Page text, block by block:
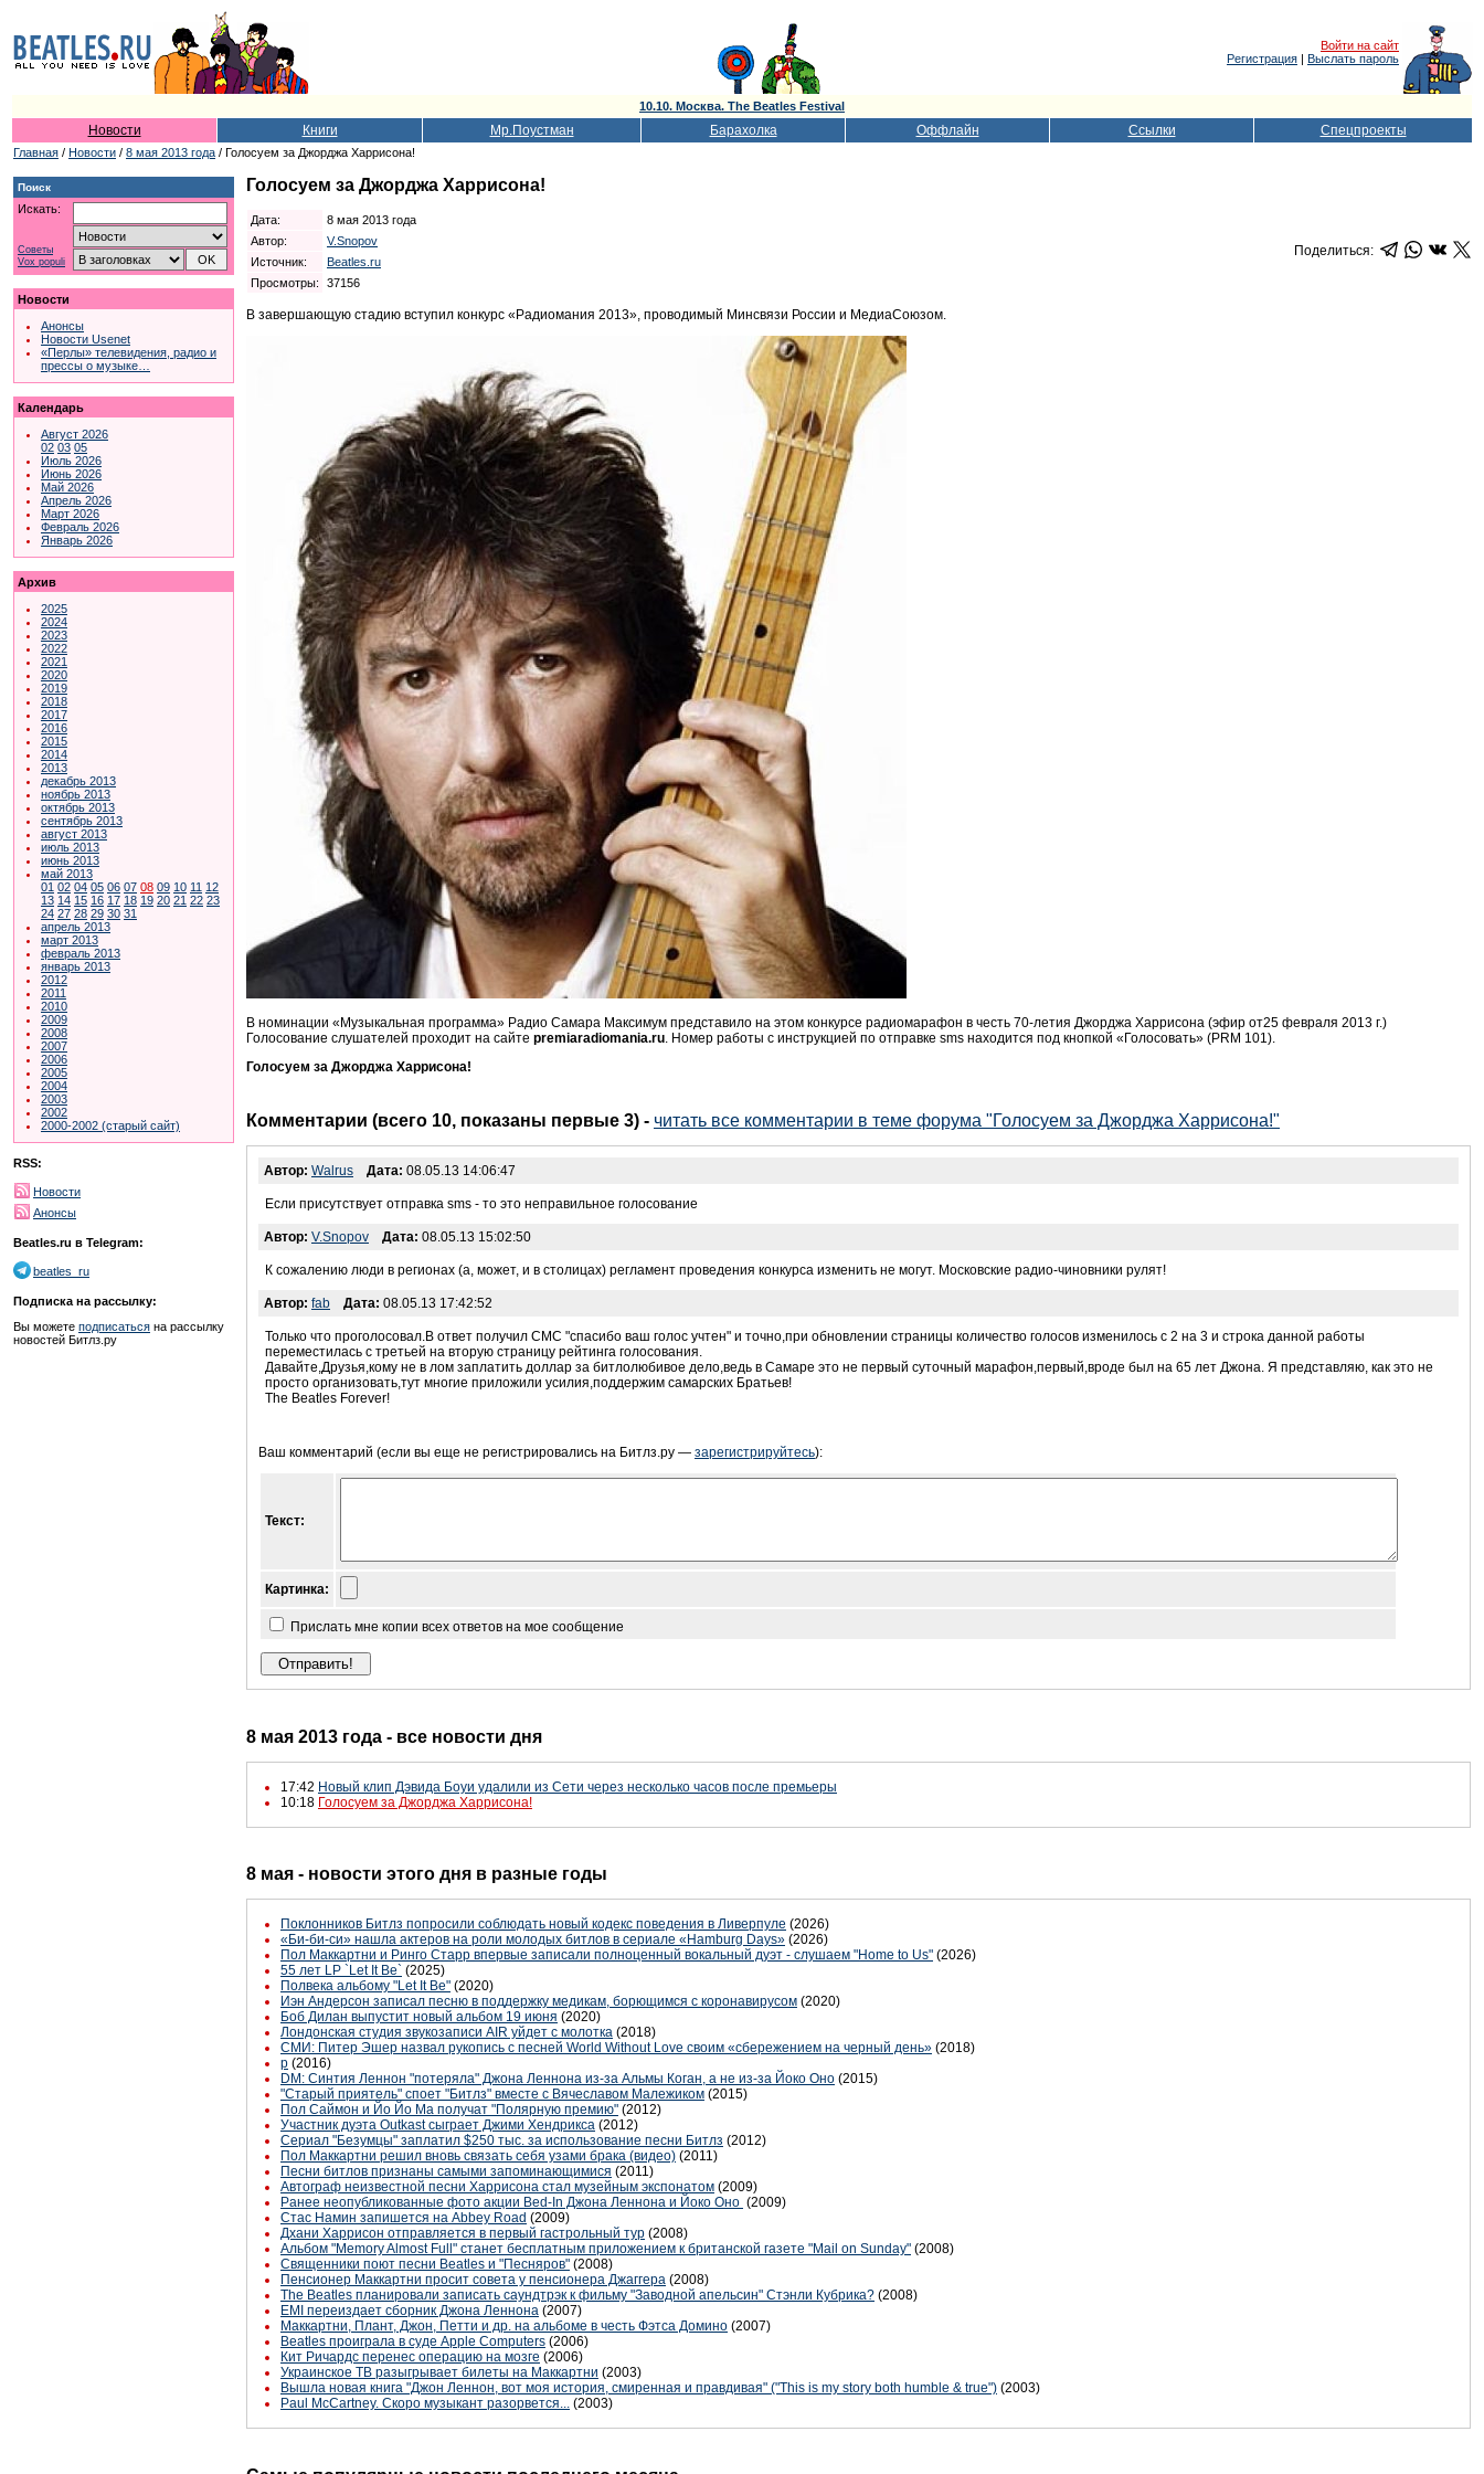
Войти на сайт
Регистрация | Выслать пароль
10.10. Москва. The Beatles Festival
Новости Книги Мр.Поустман Барахолка Оффлайн Ссылки Спецпроекты
Главная / Новости / 8 мая 2013 года / Голосуем за Джорджа Харрисона!
Поиск
Искать:
Советы
Vox populi
Новости
Анонсы
Новости Usenet
«Перлы» телевидения, радио и
прессы о музыке…
Календарь
Август 2026
02 03 05
Июль 2026
Июнь 2026
Май 2026
Апрель 2026
Март 2026
Февраль 2026
Январь 2026
Архив
2025
2024
2023
2022
2021
2020
2019
2018
2017
2016
2015
2014
2013
декабрь 2013
ноябрь 2013
октябрь 2013
сентябрь 2013
август 2013
июль 2013
июнь 2013
май 2013
01 02 04 05 06 07 08 09 10 11 12
13 14 15 16 17 18 19 20 21 22 23
24 27 28 29 30 31
апрель 2013
март 2013
февраль 2013
январь 2013
2012
2011
2010
2009
2008
2007
2006
2005
2004
2003
2002
2000-2002 (старый сайт)
RSS:
Новости
Анонсы
Beatles.ru в Telegram:
beatles_ru
Подписка на рассылку:
Вы можете подписаться на рассылку
новостей Битлз.ру
Голосуем за Джорджа Харрисона!
Дата:
8 мая 2013 года
Автор:
V.Snopov
Источник:
Beatles.ru
Просмотры:
37156
Поделиться:
В завершающую стадию вступил конкурс «Радиомания 2013», проводимый Минсвязи России и МедиаСоюзом.
В номинации «Музыкальная программа» Радио Самара Максимум представило на этом конкурсе радиомарафон в честь 70-летия Джорджа Харрисона (эфир от25 февраля 2013 г.)
Голосование слушателей проходит на сайте premiaradiomania.ru . Номер работы с инструкцией по отправке sms находится под кнопкой «Голосовать» (PRM 101).
Голосуем за Джорджа Харрисона!
Комментарии (всего 10, показаны первые 3) - читать все комментарии в теме форума "Голосуем за Джорджа Харрисона!"
Автор: Walrus Дата: 08.05.13 14:06:47
Если присутствует отправка sms - то это неправильное голосование
Автор: V.Snopov Дата: 08.05.13 15:02:50
К сожалению люди в регионах (а, может, и в столицах) регламент проведения конкурса изменить не могут. Московские радио-чиновники рулят!
Автор: fab Дата: 08.05.13 17:42:52
Только что проголосовал.В ответ получил СМС "спасибо ваш голос учтен" и точно,при обновлении страницы количество голосов изменилось с 2 на 3 и строка данной работы
переместилась с третьей на вторую страницу рейтинга голосования.
Давайте,Друзья,кому не в лом заплатить доллар за битлолюбивое дело,ведь в Самаре это не первый суточный марафон,первый,вроде был на 65 лет Джона. Я представляю, как это не
просто организовать,тут многие приложили усилия,поддержим самарских Братьев!
The Beatles Forever!
Ваш комментарий (если вы еще не регистрировались на Битлз.ру — зарегистрируйтесь):
Текст:
Картинка:
Прислать мне копии всех ответов на мое сообщение
8 мая 2013 года - все новости дня
17:42 Новый клип Дэвида Боуи удалили из Сети через несколько часов после премьеры
10:18 Голосуем за Джорджа Харрисона!
8 мая - новости этого дня в разные годы
Поклонников Битлз попросили соблюдать новый кодекс поведения в Ливерпуле (2026)
«Би-би-си» нашла актеров на роли молодых битлов в сериале «Hamburg Days» (2026)
Пол Маккартни и Ринго Старр впервые записали полноценный вокальный дуэт - слушаем "Home to Us" (2026)
55 лет LP `Let It Be` (2025)
Полвека альбому "Let It Be" (2020)
Иэн Андерсон записал песню в поддержку медикам, борющимся с коронавирусом (2020)
Боб Дилан выпустит новый альбом 19 июня (2020)
Лондонская студия звукозаписи AIR уйдет с молотка (2018)
СМИ: Питер Эшер назвал рукопись с песней World Without Love своим «сбережением на черный день» (2018)
p (2016)
DM: Синтия Леннон "потеряла" Джона Леннона из-за Альмы Коган, а не из-за Йоко Оно (2015)
"Старый приятель" споет "Битлз" вместе с Вячеславом Малежиком (2015)
Пол Саймон и Йо Йо Ма получат "Полярную премию" (2012)
Участник дуэта Outkast сыграет Джими Хендрикса (2012)
Сериал "Безумцы" заплатил $250 тыс. за использование песни Битлз (2012)
Пол Маккартни решил вновь связать себя узами брака (видео) (2011)
Песни битлов признаны самыми запоминающимися (2011)
Автограф неизвестной песни Харрисона стал музейным экспонатом (2009)
Ранее неопубликованные фото акции Bed-In Джона Леннона и Йоко Оно (2009)
Стас Намин запишется на Abbey Road (2009)
Дхани Харрисон отправляется в первый гастрольный тур (2008)
Альбом "Memory Almost Full" станет бесплатным приложением к британской газете "Mail on Sunday" (2008)
Священники поют песни Beatles и "Песняров" (2008)
Пенсионер Маккартни просит совета у пенсионера Джаггера (2008)
The Beatles планировали записать саундтрэк к фильму "Заводной апельсин" Стэнли Кубрика? (2008)
EMI переиздает сборник Джона Леннона (2007)
Маккартни, Плант, Джон, Петти и др. на альбоме в честь Фэтса Домино (2007)
Beatles проиграла в суде Apple Computers (2006)
Кит Ричардс перенес операцию на мозге (2006)
Украинское ТВ разыгрывает билеты на Маккартни (2003)
Вышла новая книга "Джон Леннон, вот моя история, смиренная и правдивая" ("This is my story both humble & true") (2003)
Paul McCartney. Скоро музыкант разорвется... (2003)